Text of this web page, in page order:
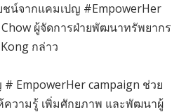
ชน์จากแคมเปญ #EmpowerHer
ผู้จัดการฝ่ายพัฒนาทรัพยากร
กล่าว
EmpowerHer campaign ช่วย
ความรู้ เพิ่มศักยภาพ และพัฒนาผู้